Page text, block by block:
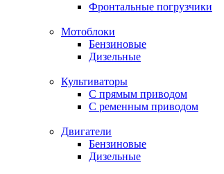
Фронтальные погрузчики
Мотоблоки
Бензиновые
Дизельные
Культиваторы
С прямым приводом
С ременным приводом
Двигатели
Бензиновые
Дизельные